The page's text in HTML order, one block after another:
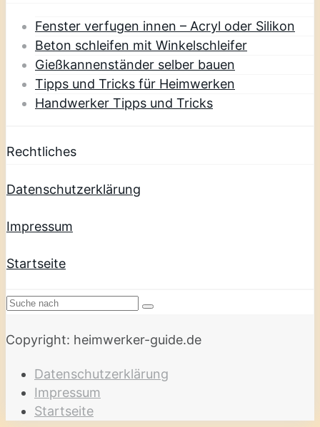
Fenster verfugen innen – Acryl oder Silikon
Beton schleifen mit Winkelschleifer
Gießkannenständer selber bauen
Tipps und Tricks für Heimwerken
Handwerker Tipps und Tricks
Rechtliches
Datenschutzerklärung
Impressum
Startseite
Copyright: heimwerker-guide.de
Datenschutzerklärung
Impressum
Startseite